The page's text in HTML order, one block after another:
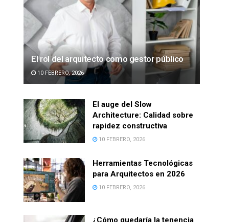
El rol del arquitecto como gestor público
10 FEBRERO, 2026
El auge del Slow
Architecture: Calidad sobre
rapidez constructiva
10 FEBRERO, 2026
Herramientas Tecnológicas
para Arquitectos en 2026
10 FEBRERO, 2026
¿Cómo quedaría la tenencia